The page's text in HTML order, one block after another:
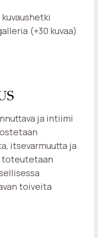
(+30 kuvaa)
ja intiimi
itsevarmuutta ja
toteutetaan
toiveita